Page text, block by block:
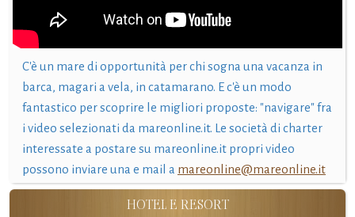
C'è un mare di opportunità per chi sogna una vacanza in
barca, magari a vela, in catamarano. E c'è un modo
fantastico per scoprire le migliori proposte: "navigare" fra
i video selezionati da mareonline.it. Le società di charter
interessate a postare su mareonline.it propri video
possono inviare una e mail a mareonline@mareonline.it
HOTEL E RESORT